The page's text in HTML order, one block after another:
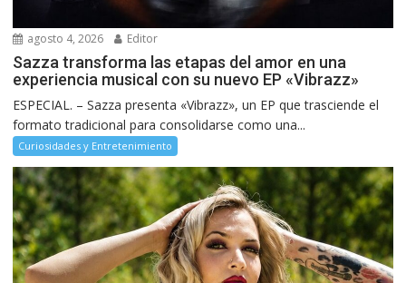
agosto 4, 2026 Editor
Sazza transforma las etapas del amor en una
experiencia musical con su nuevo EP «Vibrazz»
ESPECIAL. – Sazza presenta «Vibrazz», un EP que trasciende el
formato tradicional para consolidarse como una...
Curiosidades y Entretenimiento